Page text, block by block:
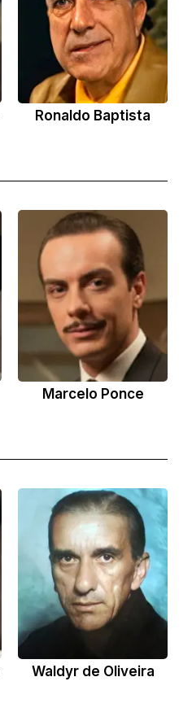
Ronaldo Baptista
Marcelo Ponce
Waldyr de Oliveira